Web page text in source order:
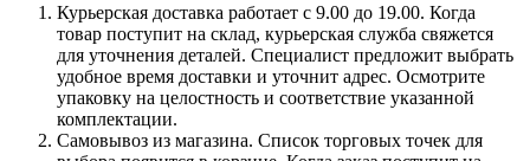
Курьерская доставка работает с 9.00 до 19.00. Когда
товар поступит на склад, курьерская служба свяжется
для уточнения деталей. Специалист предложит выбрать
удобное время доставки и уточнит адрес. Осмотрите
упаковку на целостность и соответствие указанной
комплектации.
Самовывоз из магазина. Список торговых точек для